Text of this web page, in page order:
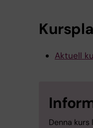
Aktuell
Denna